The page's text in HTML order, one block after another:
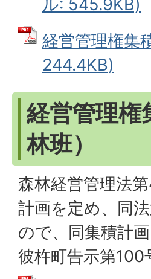
ル: 545.9KB)
経営管理権集
244.4KB)
経営管理権
林班）
森林経営管理法
計画を定め、同
ので、同集積計
彼杵町告示第100